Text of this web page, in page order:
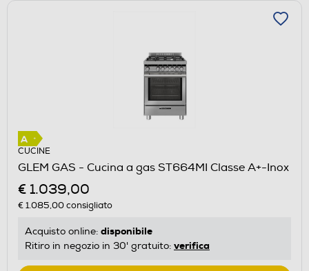
CUCINE
GLEM GAS - Cucina a gas ST664MI Classe A+-Inox
€ 1.039,00
€ 1.085,00consigliato
Acquisto online: disponibile
Ritiro in negozio in 30' gratuito: verifica